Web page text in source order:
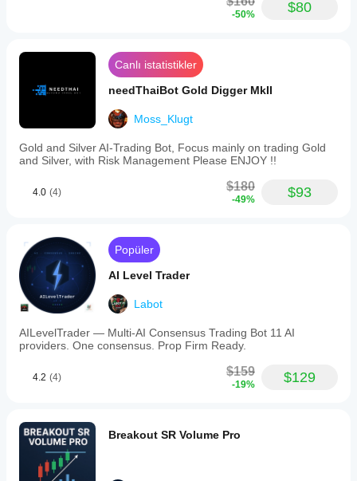
-50% $80
Canlı istatistikler
needThaiBot Gold Digger MkII
Moss_Klugt
Gold and Silver AI-Trading Bot, Focus mainly on trading Gold
and Silver, with Risk Management Please ENJOY !!
4.0 (4) $180
-49% $93
Popüler
AI Level Trader
Labot
AILevelTrader — Multi-AI Consensus Trading Bot 11 AI
providers. One consensus. Prop Firm Ready.
4.2 (4) $159
-19% $129
Breakout SR Volume Pro